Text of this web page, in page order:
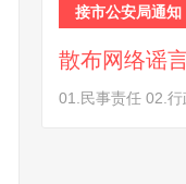
接市公安局通
散布网络谣
01.民事责任 02.